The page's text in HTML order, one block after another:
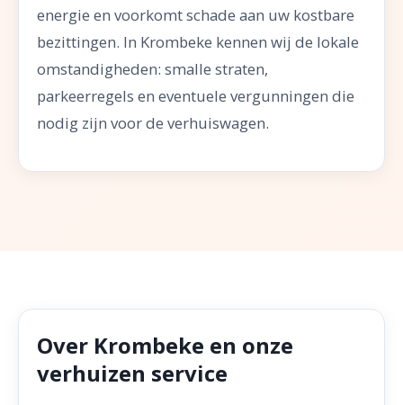
energie en voorkomt schade aan uw kostbare
bezittingen. In Krombeke kennen wij de lokale
omstandigheden: smalle straten,
parkeerregels en eventuele vergunningen die
nodig zijn voor de verhuiswagen.
Over Krombeke en onze
verhuizen service